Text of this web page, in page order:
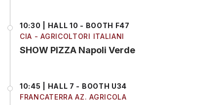
10:30 | HALL 10 - BOOTH F47
CIA - AGRICOLTORI ITALIANI
SHOW PIZZA Napoli Verde
10:45 | HALL 7 - BOOTH U34
FRANCATERRA AZ. AGRICOLA